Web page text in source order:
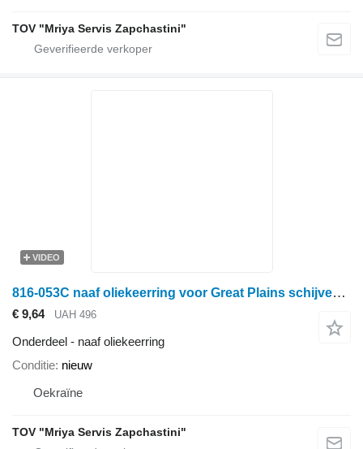
TOV "Mriya Servis Zapchastini"
VIDEO
816-053C naaf oliekeerring voor Great Plains schijveneg
€ 9,64 UAH 496
Onderdeel - naaf oliekeerring
Conditie nieuw
Oekraïne
TOV "Mriya Servis Zapchastini"